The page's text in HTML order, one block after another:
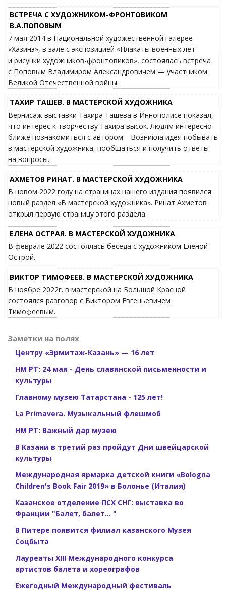
ВСТРЕЧА С ХУДОЖНИКОМ-ФРОНТОВИКОМ
В.А.ПОПОВЫМ
7 мая 2014 в Национальной художественной галерее
«Хазинэ», в зале с экспозицией «Плакаты военных лет
и рисунки художников-фронтовиков», состоялась встреча
с Поповым Владимиром Александровичем — участником
Великой Отечественной войны.
ТАХИР ТАШЕВ. В МАСТЕРСКОЙ ХУДОЖНИКА
Вернисаж выставки Тахира Ташева в Иннополисе показал,
что интерес к творчеству Тахира высок. Людям интересно
ближе познакомиться с автором. Возникла идея побывать
в мастерской художника, пообщаться и получить ответы
на вопросы.
АХМЕТОВ РИНАТ. В МАСТЕРСКОЙ ХУДОЖНИКА
В новом 2022 году на страницах нашего издания появился
новый раздел «В мастерской художника». Ринат Ахметов
открыл первую страницу этого раздела.
ЕЛЕНА ОСТРАЯ. В МАСТЕРСКОЙ ХУДОЖНИКА
В феврале 2022 состоялась беседа с художником Еленой
Острой.
ВИКТОР ТИМОФЕЕВ. В МАСТЕРСКОЙ ХУДОЖНИКА
В ноябре 2022г. в мастерской на Большой Красной
состоялся разговор с Виктором Евгеньевичем
Тимофеевым.
Заметки на полях
Центру «Эрмитаж-Казань» — 16 лет
НМ РТ: 24 мая - День славянской письменности и
культуры
Главному музею Татарстана - 125 лет!
La Primavera. Музыкальный флешмоб
НМ РТ: Важный дар музею
В Казани в третий раз пройдут Дни швейцарской
культуры
Международная ярмарка детской книги «Bologna
Children's Book Fair 2019» в Болонье (Италия)
Казанское отделение ПСХ СНГ: выставка во
Франции "Балет, балет... "
В Питере появится филиал казанского Музея
Соцбыта
Лауреаты XIII Международного конкурса
артистов балета и хореографов
Ежегодный Международный фестиваль